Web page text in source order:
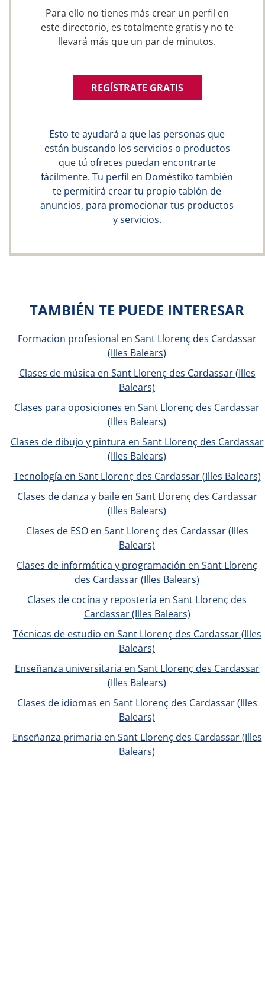
Para ello no tienes más crear un perfil en
este directorio, es totalmente gratis y no te
llevará más que un par de minutos.
REGÍSTRATE GRATIS
Esto te ayudará a que las personas que
están buscando los servicios o productos
que tú ofreces puedan encontrarte
fácilmente. Tu perfil en Doméstiko también
te permitirá crear tu propio tablón de
anuncios, para promocionar tus productos
y servicios.
TAMBIÉN TE PUEDE INTERESAR
Formacion profesional en Sant Llorenç des Cardassar
(Illes Balears)
Clases de música en Sant Llorenç des Cardassar (Illes
Balears)
Clases para oposiciones en Sant Llorenç des Cardassar
(Illes Balears)
Clases de dibujo y pintura en Sant Llorenç des Cardassar
(Illes Balears)
Tecnología en Sant Llorenç des Cardassar (Illes Balears)
Clases de danza y baile en Sant Llorenç des Cardassar
(Illes Balears)
Clases de ESO en Sant Llorenç des Cardassar (Illes
Balears)
Clases de informática y programación en Sant Llorenç
des Cardassar (Illes Balears)
Clases de cocina y repostería en Sant Llorenç des
Cardassar (Illes Balears)
Técnicas de estudio en Sant Llorenç des Cardassar (Illes
Balears)
Enseñanza universitaria en Sant Llorenç des Cardassar
(Illes Balears)
Clases de idiomas en Sant Llorenç des Cardassar (Illes
Balears)
Enseñanza primaria en Sant Llorenç des Cardassar (Illes
Balears)